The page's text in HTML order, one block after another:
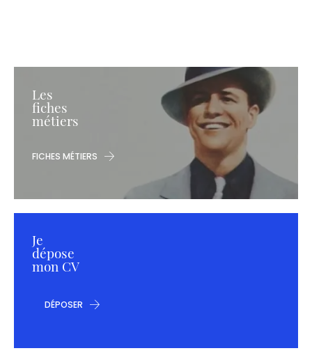
Les
fiches
métiers
FICHES MÉTIERS
Je
dépose
mon CV
DÉPOSER